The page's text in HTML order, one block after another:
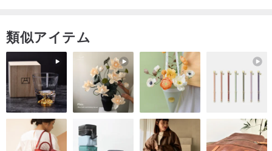
証明書：すべての宝石には、すべての宝石に証明書が添付されてい
ます。私たちのジュエリーを確認するどんな素材から作られた、宝
石、そしてタイの職人によって作られた
マロンの宝石について知っておくべき5つのこと
類似アイテム